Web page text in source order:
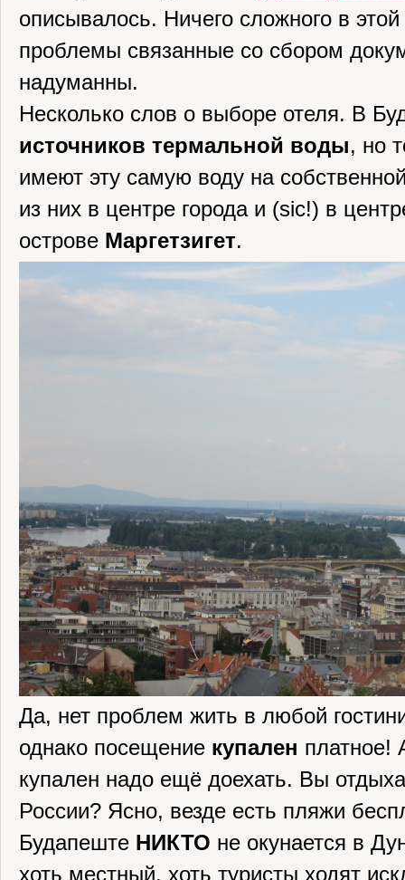
описывалось. Ничего сложного в
проблемы связанные со сбором
надуманны.
Несколько слов о выборе отеля. В
источников термальной воды, но
имеют эту самую воду на
из них в центре города и (sic!) в
острове Маргетзигет.
Да, нет проблем жить в любой
однако посещение купален платное!
купален надо ещё доехать. Вы
России? Ясно, везде есть пляжи
Будапеште НИКТО не окунается в
хоть местный, хоть туристы ходят